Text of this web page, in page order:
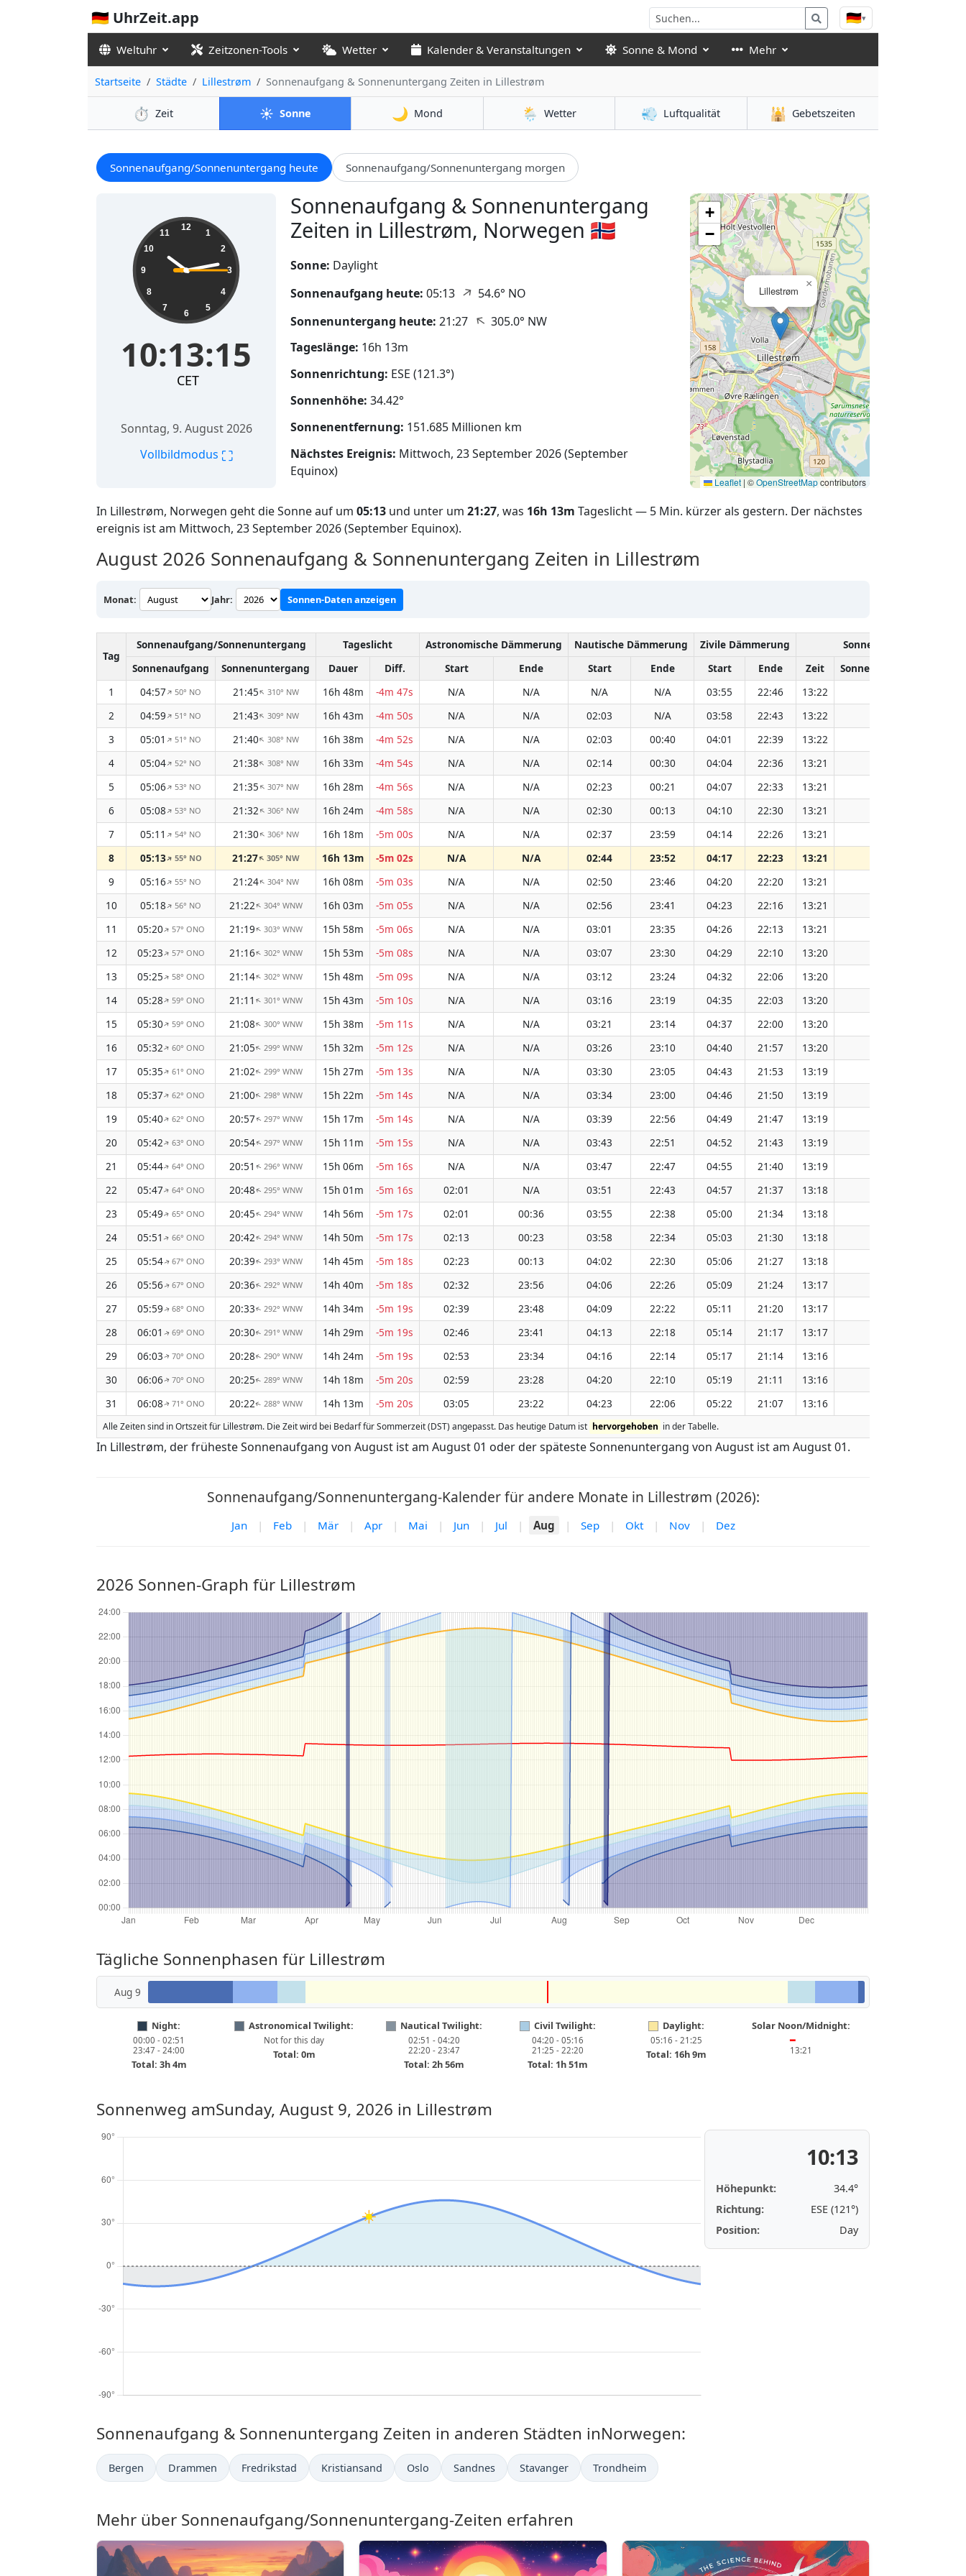
🇩🇪 UhrZeit.app 🇩🇪▾
Weltuhr Zeitzonen-Tools Wetter Kalender & Veranstaltungen Sonne & Mond Mehr
Startseite Städte Lillestrøm Sonnenaufgang & Sonnenuntergang Zeiten in Lillestrøm
⏱️ Zeit ☀️ Sonne 🌙 Mond 🌦️ Wetter 💨 Luftqualität 🕌 Gebetszeiten
Sonnenaufgang/Sonnenuntergang heute Sonnenaufgang/Sonnenuntergang morgen
Sonnenaufgang & Sonnenuntergang
Zeiten in Lillestrøm, Norwegen 🇳🇴
10:13:16 12
1
2
3
4
5
6
7
8
9
10
11
10:13:16
CET
Sonntag, 9. August 2026
Vollbildmodus ⛶
Sonne: Daylight
Sonnenaufgang heute: 05:13 ↑ 54.6° NO
Sonnenuntergang heute: 21:27 ↑305.0° NW
Tageslänge: 16h 13m
Sonnenrichtung: ESE (121.3°)
Sonnenhöhe: 34.42°
Sonnenentfernung: 151.685 Millionen km
Nächstes Ereignis: Mittwoch, 23 September 2026 (September
Equinox)
Lillestrøm
×
+
−
Leaflet | ©OpenStreetMapcontributors
In Lillestrøm, Norwegen geht die Sonne auf um 05:13 und unter um 21:27, was 16h 13m Tageslicht — 5 Min. kürzer als gestern. Der nächstes
ereignis ist am Mittwoch, 23 September 2026 (September Equinox).
August 2026 Sonnenaufgang & Sonnenuntergang Zeiten in Lillestrøm
Monat: Jahr: Sonnen-Daten anzeigen
Tag
Sonnenaufgang/Sonnenuntergang Tageslicht Astronomische Dämmerung Nautische Dämmerung Zivile Dämmerung
Sonnenhöchststand
Sonnenaufgang
Sonnenuntergang Dauer Diff. Start Ende Start Ende Start Ende Zeit
Sonnenentfernung (Mio.
1
04:57↑50° NO 21:45↑ 310° NW 16h 48m -4m 47s N/A N/A N/A N/A 03:55 22:46 13:22
2
04:59↑51° NO 21:43↑ 309° NW 16h 43m -4m 50s N/A N/A 02:03 N/A 03:58 22:43 13:22
3
05:01 ↑51° NO 21:40↑ 308° NW 16h 38m -4m 52s N/A N/A 02:03 00:40 04:01 22:39 13:22
4
05:04↑52° NO 21:38↑ 308° NW 16h 33m -4m 54s N/A N/A 02:14 00:30 04:04 22:36 13:21
5
05:06↑53° NO 21:35↑ 307° NW 16h 28m -4m 56s N/A N/A 02:23 00:21 04:07 22:33 13:21
6
05:08↑53° NO 21:32↑ 306° NW 16h 24m -4m 58s N/A N/A 02:30 00:13 04:10 22:30 13:21
7
05:11 ↑54° NO 21:30↑ 306° NW 16h 18m -5m 00s N/A N/A 02:37 23:59 04:14 22:26 13:21
8
05:13↑ 55° NO 21:27↑ 305° NW 16h 13m -5m 02s N/A N/A 02:44 23:52 04:17 22:23 13:21
9
05:16↑55° NO 21:24↑ 304° NW 16h 08m -5m 03s N/A N/A 02:50 23:46 04:20 22:20 13:21
10
05:18↑56° NO 21:22↑ 304° WNW 16h 03m -5m 05s N/A N/A 02:56 23:41 04:23 22:16 13:21
11
05:20↑ 57° ONO 21:19↑ 303° WNW 15h 58m -5m 06s N/A N/A 03:01 23:35 04:26 22:13 13:21
12
05:23↑ 57° ONO 21:16↑ 302° WNW 15h 53m -5m 08s N/A N/A 03:07 23:30 04:29 22:10 13:20
13
05:25↑ 58° ONO 21:14↑ 302° WNW 15h 48m -5m 09s N/A N/A 03:12 23:24 04:32 22:06 13:20
14
05:28↑ 59° ONO 21:11 ↑ 301° WNW 15h 43m -5m 10s N/A N/A 03:16 23:19 04:35 22:03 13:20
15
05:30↑ 59° ONO 21:08↑ 300° WNW 15h 38m -5m 11s N/A N/A 03:21 23:14 04:37 22:00 13:20
16
05:32↑ 60° ONO 21:05↑ 299° WNW 15h 32m -5m 12s N/A N/A 03:26 23:10 04:40 21:57 13:20
17
05:35↑ 61° ONO 21:02↑ 299° WNW 15h 27m -5m 13s N/A N/A 03:30 23:05 04:43 21:53 13:19
18
05:37↑ 62° ONO 21:00↑ 298° WNW 15h 22m -5m 14s N/A N/A 03:34 23:00 04:46 21:50 13:19
19
05:40↑ 62° ONO 20:57↑ 297° WNW 15h 17m -5m 14s N/A N/A 03:39 22:56 04:49 21:47 13:19
20
05:42↑ 63° ONO 20:54↑ 297° WNW 15h 11m -5m 15s N/A N/A 03:43 22:51 04:52 21:43 13:19
21
05:44↑ 64° ONO 20:51 ↑ 296° WNW 15h 06m -5m 16s N/A N/A 03:47 22:47 04:55 21:40 13:19
22
05:47↑ 64° ONO 20:48↑ 295° WNW 15h 01m -5m 16s 02:01 N/A 03:51 22:43 04:57 21:37 13:18
23
05:49↑ 65° ONO 20:45↑ 294° WNW 14h 56m -5m 17s 02:01 00:36 03:55 22:38 05:00 21:34 13:18
24
05:51 ↑ 66° ONO 20:42↑ 294° WNW 14h 50m -5m 17s 02:13 00:23 03:58 22:34 05:03 21:30 13:18
25
05:54↑ 67° ONO 20:39↑ 293° WNW 14h 45m -5m 18s 02:23 00:13 04:02 22:30 05:06 21:27 13:18
26
05:56↑ 67° ONO 20:36↑ 292° WNW 14h 40m -5m 18s 02:32 23:56 04:06 22:26 05:09 21:24 13:17
27
05:59↑ 68° ONO 20:33↑ 292° WNW 14h 34m -5m 19s 02:39 23:48 04:09 22:22 05:11 21:20 13:17
28
06:01 ↑ 69° ONO 20:30↑ 291° WNW 14h 29m -5m 19s 02:46 23:41 04:13 22:18 05:14 21:17 13:17
29
06:03↑ 70° ONO 20:28↑ 290° WNW 14h 24m -5m 19s 02:53 23:34 04:16 22:14 05:17 21:14 13:16
30
06:06↑ 70° ONO 20:25↑ 289° WNW 14h 18m -5m 20s 02:59 23:28 04:20 22:10 05:19 21:11 13:16
31
06:08↑ 71° ONO 20:22↑ 288° WNW 14h 13m -5m 20s 03:05 23:22 04:23 22:06 05:22 21:07 13:16
Alle Zeiten sind in Ortszeit für Lillestrøm. Die Zeit wird bei Bedarf für Sommerzeit (DST) angepasst. Das heutige Datum ist hervorgehoben in der Tabelle.
In Lillestrøm, der früheste Sonnenaufgang von August ist am August 01 oder der späteste Sonnenuntergang von August ist am August 01.
Sonnenaufgang/Sonnenuntergang-Kalender für andere Monate in Lillestrøm (2026):
Jan | Feb | Mär | Apr | Mai | Jun | Jul | Aug | Sep | Okt | Nov | Dez
2026 Sonnen-Graph für Lillestrøm
Tägliche Sonnenphasen für Lillestrøm
Aug 9
Night:
00:00 - 02:51
23:47 - 24:00
Total: 3h 4m
Astronomical Twilight:
Not for this day
Total: 0m
Nautical Twilight:
02:51 - 04:20
22:20 - 23:47
Total: 2h 56m
Civil Twilight:
04:20 - 05:16
21:25 - 22:20
Total: 1h 51m
Daylight:
05:16 - 21:25
Total: 16h 9m
Solar Noon/Midnight:
━
13:21
Sonnenweg amSunday, August 9, 2026 in Lillestrøm
10:13
Höhepunkt:
34.4°
Richtung:
ESE (121°)
Position:
Day
Sonnenaufgang & Sonnenuntergang Zeiten in anderen Städten inNorwegen:
Bergen Drammen Fredrikstad Kristiansand Oslo Sandnes Stavanger Trondheim
Mehr über Sonnenaufgang/Sonnenuntergang-Zeiten erfahren